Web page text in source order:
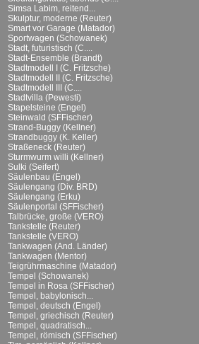
Simsa Labim, reitend...
Skulptur, moderne (Reuter)
Smart vor Garage (Matador)
Sportwagen (Schowanek)
Stadt, futuristisch (C....
Stadt-Ensemble (Brandt)
Stadtmodell I (C. Fritzsche)
Stadtmodell II (C. Fritzsche)
Stadtmodell III (C....
Stadtvilla (Pewesti)
Stapelsteine (Engel)
Steinwald (SFFischer)
Strand-Buggy (Kellner)
Strandbuggy (K. Keller)
Straßeneck (Reuter)
Sturmwurm willi (Kellner)
Sulki (Seifert)
Säulenbau (Engel)
Säulengang (Div. BRD)
Säulengang (Erku)
Säulenportal (SFFischer)
Talbrücke, große (VERO)
Tankstelle (Reuter)
Tankstelle (VERO)
Tankwagen (And. Länder)
Tankwagen (Mentor)
Teigrührmaschine (Matador)
Tempel (Schowanek)
Tempel in Rosa (SFFischer)
Tempel, babylonisch...
Tempel, deutsch (Engel)
Tempel, griechisch (Reuter)
Tempel, quadratisch...
Tempel, römisch (SFFischer)